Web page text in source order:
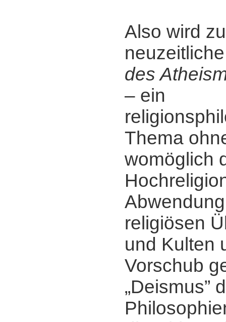
Also wird
neuzeitliche
des
‒ ein
Thema
womöglich
religiösen
und Kulten
Vorschub
„Deismus”